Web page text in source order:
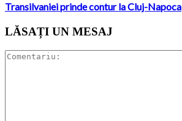
Transilvaniei prinde contur la Cluj-Napoca
LĂSAȚI UN MESAJ